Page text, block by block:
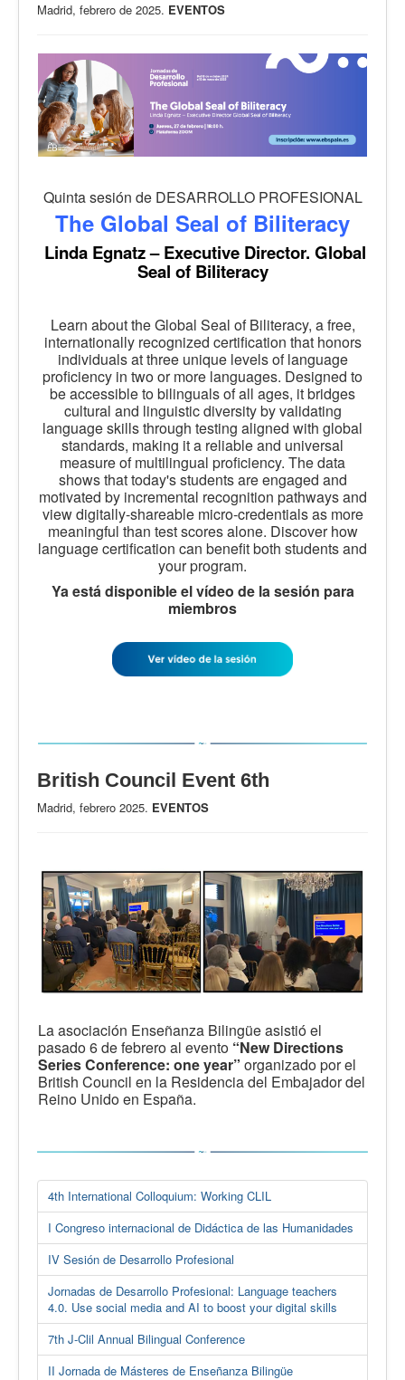
Madrid, febrero de 2025. EVENTOS
Quinta sesión de DESARROLLO PROFESIONAL
The Global Seal of Biliteracy
Linda Egnatz – Executive Director. Global
Seal of Biliteracy
Learn about the Global Seal of Biliteracy, a free,
internationally recognized certification that honors
individuals at three unique levels of language
proficiency in two or more languages. Designed to
be accessible to bilinguals of all ages, it bridges
cultural and linguistic diversity by validating
language skills through testing aligned with global
standards, making it a reliable and universal
measure of multilingual proficiency. The data
shows that today's students are engaged and
motivated by incremental recognition pathways and
view digitally-shareable micro-credentials as more
meaningful than test scores alone. Discover how
language certification can benefit both students and
your program.
Ya está disponible el vídeo de la sesión para
miembros
British Council Event 6th
Madrid, febrero 2025. EVENTOS
La asociación Enseñanza Bilingüe asistió el
pasado 6 de febrero al evento “New Directions
Series Conference: one year” organizado por el
British Council en la Residencia del Embajador del
Reino Unido en España.
4th International Colloquium: Working CLIL
I Congreso internacional de Didáctica de las Humanidades
IV Sesión de Desarrollo Profesional
Jornadas de Desarrollo Profesional: Language teachers
4.0. Use social media and AI to boost your digital skills
7th J-Clil Annual Bilingual Conference
II Jornada de Másteres de Enseñanza Bilingüe